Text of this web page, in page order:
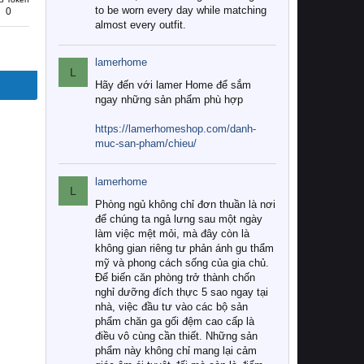
0
to be worn every day while matching
almost every outfit.
L
lamerhome
Hãy đến với lamer Home để sắm
ngay những sản phẩm phù hợp
https://lamerhomeshop.com/danh-
muc-san-pham/chieu/
L
lamerhome
Phòng ngủ không chỉ đơn thuần là nơi
để chúng ta ngả lưng sau một ngày
làm việc mệt mỏi, mà đây còn là
không gian riêng tư phản ánh gu thẩm
mỹ và phong cách sống của gia chủ.
Để biến căn phòng trở thành chốn
nghỉ dưỡng đích thực 5 sao ngay tại
nhà, việc đầu tư vào các bộ sản
phẩm chăn ga gối đệm cao cấp là
điều vô cùng cần thiết. Những sản
phẩm này không chỉ mang lại cảm